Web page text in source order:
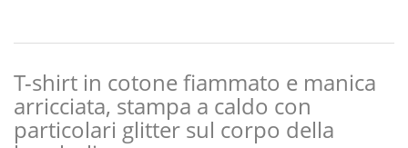
quantità
T-shirt in cotone fiammato e manica
arricciata, stampa a caldo con
particolari glitter sul corpo della